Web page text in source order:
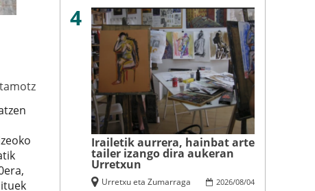
4
Irailetik aurrera, hainbat arte
tailer izango dira aukeran
Urretxun
2026/08/04
Urretxu eta Zumarraga